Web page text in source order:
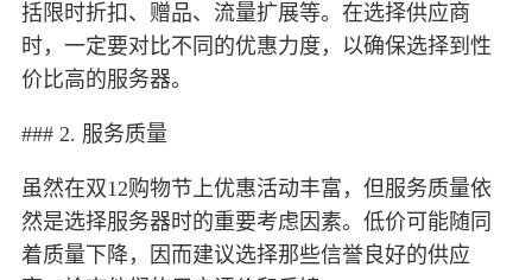
括限时折扣、赠品、流量扩展等。在选择供应商
时，一定要对比不同的优惠力度，以确保选择到性
价比高的服务器。
### 2. 服务质量
虽然在双12购物节上优惠活动丰富，但服务质量依
然是选择服务器时的重要考虑因素。低价可能随同
着质量下降，因而建议选择那些信誉良好的供应